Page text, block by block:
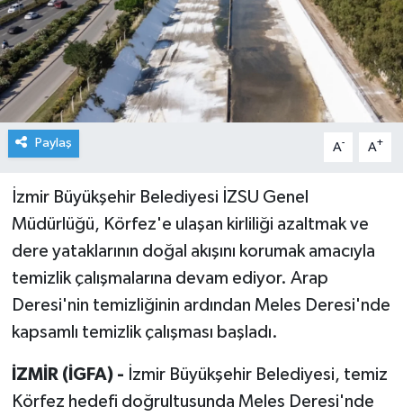
Paylaş A- A+
İzmir Büyükşehir Belediyesi İZSU Genel
Müdürlüğü, Körfez'e ulaşan kirliliği azaltmak ve
dere yataklarının doğal akışını korumak amacıyla
temizlik çalışmalarına devam ediyor. Arap
Deresi'nin temizliğinin ardından Meles Deresi'nde
kapsamlı temizlik çalışması başladı.
İZMİR (İGFA) - İzmir Büyükşehir Belediyesi, temiz
Körfez hedefi doğrultusunda Meles Deresi'nde